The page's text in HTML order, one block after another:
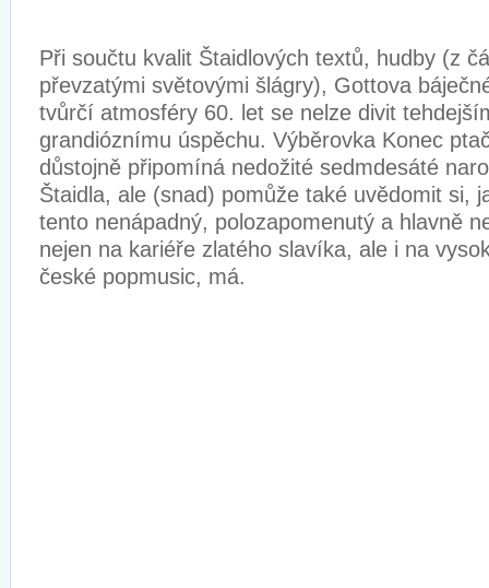
Při součtu kvalit Štaidlových textů, hudby (z
převzatými světovými šlágry), Gottova
tvůrčí atmosféry 60. let se nelze divit
grandióznímu úspěchu. Výběrovka Konec
důstojně připomíná nedožité sedmdesáté
Štaidla, ale (snad) pomůže také uvědomit si,
tento nenápadný, polozapomenutý a hlavně
nejen na kariéře zlatého slavíka, ale i na
české popmusic, má.